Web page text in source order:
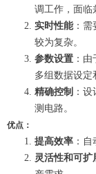
调工作，面临
实时性能：需
较为复杂。
参数设置 ：
多组数据设定
精确控制 ：
测电路。
优点：
提高效率 ：
灵活性和可扩